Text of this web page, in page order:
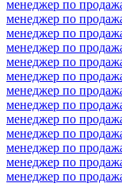
менеджер по
менеджер по
менеджер по
менеджер по
менеджер по
менеджер по
менеджер по
менеджер по
менеджер по
менеджер по
менеджер по
менеджер по
менеджер по